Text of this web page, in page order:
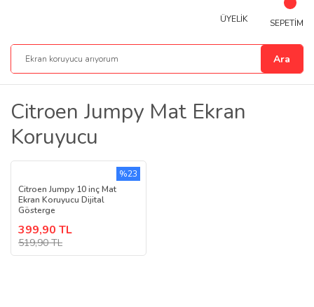
Ara
ÜYELİK SEPETİM
Citroen Jumpy Mat Ekran
Koruyucu
Citroen Jumpy 10 inç Mat
Ekran Koruyucu Dijital
Gösterge
399,90 TL
519,90 TL
%23